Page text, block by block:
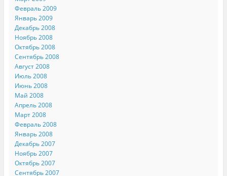
Февраль 2009
Январь 2009
Декабрь 2008
Ноябрь 2008
Октябрь 2008
Сентябрь 2008
Август 2008
Июль 2008
Июнь 2008
Май 2008
Апрель 2008
Март 2008
Февраль 2008
Январь 2008
Декабрь 2007
Ноябрь 2007
Октябрь 2007
Сентябрь 2007